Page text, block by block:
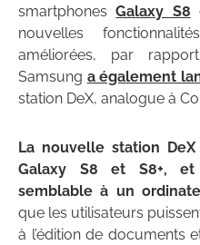
smartphonesGalaxy S8
nouvelles
améliorées, par
Samsung a également
station DeX, analogue à
La nouvelle station
Galaxy S8 et S8+,
semblable à un
que les utilisateurs
à l’édition de documents